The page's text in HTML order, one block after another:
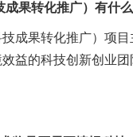
成果转化推广）有什
成果转化推广）项
益的科技创新创业